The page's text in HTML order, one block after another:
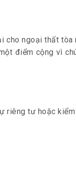
cho ngoại thất tòa
điểm cộng vì
riêng tư hoặc